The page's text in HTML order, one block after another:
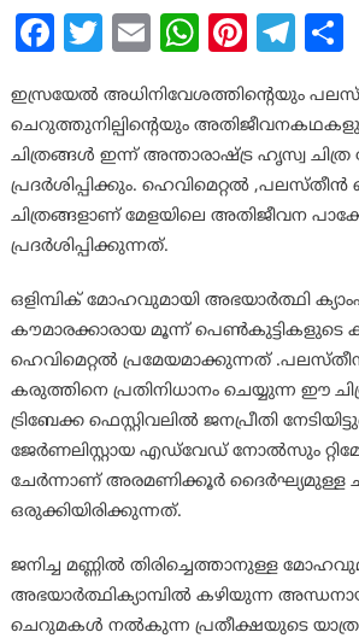
Facebook
Twitter
Email
ഇസ്രയേൽ അധിനിവേശത്തിൻ്റെയും
ചെറുത്തുനില്പിൻ്റെയും
ചിത്രങ്ങൾ ഇന്ന് അന്താരാഷ്ട്ര ഹൃസ്വ ചിത്ര
പ്രദർശിപ്പിക്കും. ഹെവിമെറ്റൽ
ചിത്രങ്ങളാണ് മേളയിലെ അതിജീവന
പ്രദർശിപ്പിക്കുന്നത്.
ഒളിമ്പിക് മോഹവുമായി അഭയാർത്ഥി
കൗമാരക്കാരായ മൂന്ന്
ഹെവിമെറ്റൽ പ്രമേയമാക്കുന്നത്
കരുത്തിനെ പ്രതിനിധാനം ചെയ്യുന്ന ഈ
ട്രിബേക്ക ഫെസ്റ്റിവലിൽ ജനപ്രീതി
ജേർണലിസ്റ്റായ എഡ്‌വേഡ്‌ നോൽസും
ചേർന്നാണ് അരമണിക്കൂർ ദൈർഘ്യമുള്ള
ഒരുക്കിയിരിക്കുന്നത്.
ജനിച്ച മണ്ണിൽ തിരിച്ചെത്താനുള്ള
അഭയാർത്ഥിക്യാമ്പിൽ കഴിയുന്ന
ചെറുമകൾ നൽകുന്ന പ്രതീക്ഷയുടെ യാത്ര